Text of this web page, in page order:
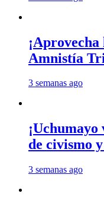
Amnistía
3 semanas ago
de civismo
3 semanas ago